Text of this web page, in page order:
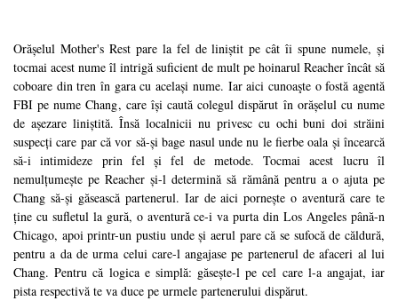
Orășelul Mother's Rest pare la fel de liniștit pe cât îi spune numele, și
tocmai acest nume îl intrigă suficient de mult pe hoinarul Reacher încât să
coboare din tren în gara cu același nume. Iar aici cunoaşte o fostă agentă
FBI pe nume Chang, care își caută colegul dispărut în orășelul cu nume
de așezare liniștită. Însă localnicii nu privesc cu ochi buni doi străini
suspecți care par că vor să-și bage nasul unde nu le fierbe oala și încearcă
să-i intimideze prin fel și fel de metode. Tocmai acest lucru îl
nemulțumește pe Reacher și-l determină să rămână pentru a o ajuta pe
Chang să-și găsească partenerul. Iar de aici pornește o aventură care te
ține cu sufletul la gură, o aventură ce-i va purta din Los Angeles până-n
Chicago, apoi printr-un pustiu unde și aerul pare că se sufocă de căldură,
pentru a da de urma celui care-l angajase pe partenerul de afaceri al lui
Chang. Pentru că logica e simplă: găsește-l pe cel care l-a angajat, iar
pista respectivă te va duce pe urmele partenerului dispărut.